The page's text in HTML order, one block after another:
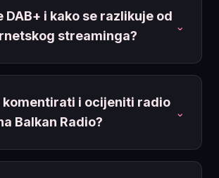
DAB+ i kako se razlikuje od
streaminga?
⌄
komentirati i ocijeniti radio
Balkan Radio?
⌄